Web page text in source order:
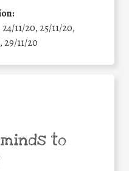
11/20, 25/11/20,
29/11/20
to